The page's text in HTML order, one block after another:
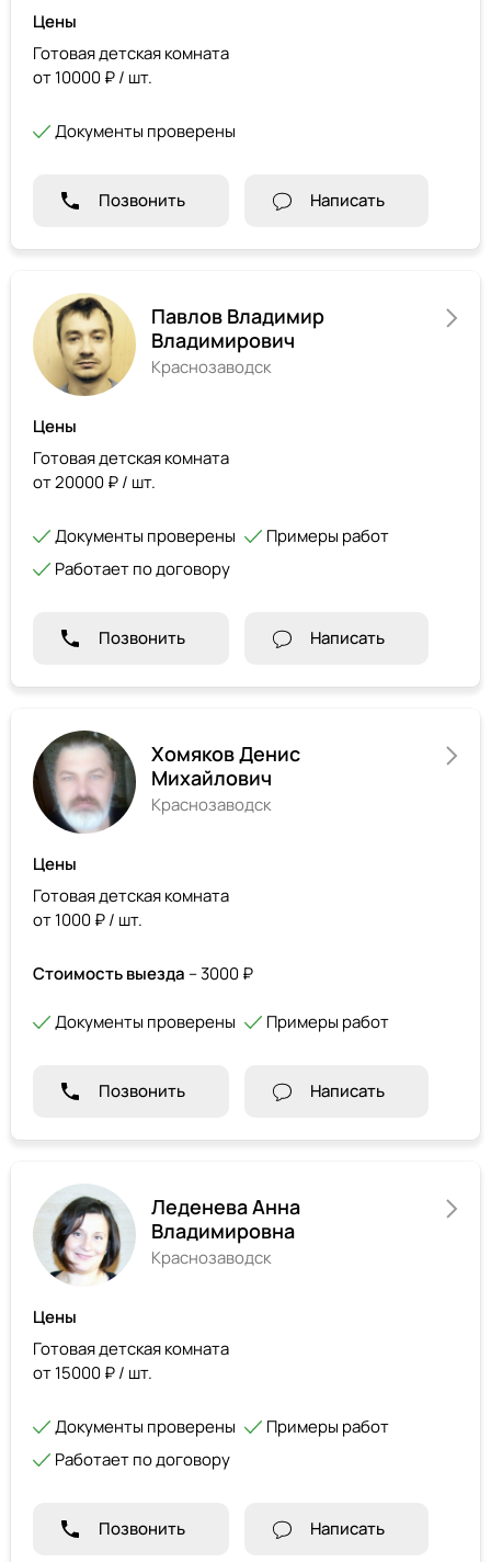
Цены
Готовая детская комната
от 10000 ₽ / шт.
Документы проверены
Позвонить Написать
Павлов Владимир
Владимирович
Краснозаводск
Цены
Готовая детская комната
от 20000 ₽ / шт.
Документы проверены
Примеры работ
Работает по договору
Позвонить Написать
Хомяков Денис
Михайлович
Краснозаводск
Цены
Готовая детская комната
от 1000 ₽ / шт.
Стоимость выезда – 3000 ₽
Документы проверены Примеры работ
Позвонить Написать
Леденева Анна
Владимировна
Краснозаводск
Цены
Готовая детская комната
от 15000 ₽ / шт.
Документы проверены
Примеры работ
Работает по договору
Позвонить Написать